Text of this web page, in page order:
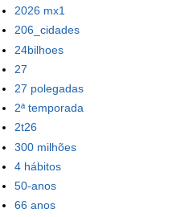
2026 mx1
206_cidades
24bilhoes
27
27 polegadas
2ª temporada
2t26
300 milhões
4 hábitos
50-anos
66 anos